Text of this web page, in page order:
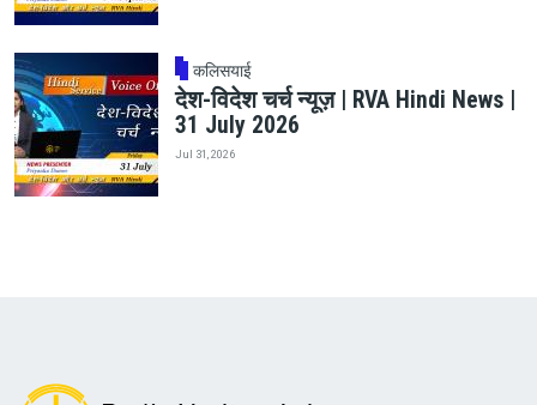
कलिसयाई
देश-विदेश चर्च न्यूज़ | RVA Hindi News |
31 July 2026
Jul 31, 2026